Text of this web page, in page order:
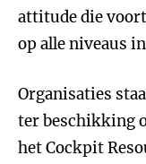
attitude die
op alle niveaus
Organisaties
ter beschikking
het Cockpit